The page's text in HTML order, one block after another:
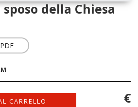
della Chiesa
PDF
CARRELLO
€